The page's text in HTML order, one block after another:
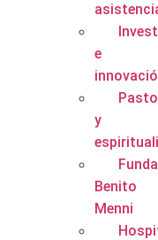
e
y
Benito
Menni